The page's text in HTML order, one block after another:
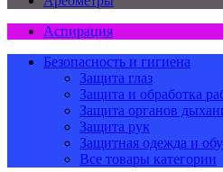
Аспирация
Безопасность и гигиена
Защита глаз
Защита и обработка
Защита органов
Защита рук
Защитная одежда и
Все товары категории